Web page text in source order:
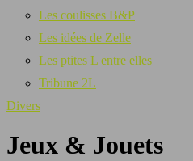
Les coulisses B&P
Les idées de Zelle
Les ptites L entre elles
Tribune 2L
Divers
Jeux & Jouets